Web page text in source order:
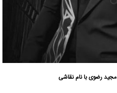
مجید رضویبا نام نقاشی